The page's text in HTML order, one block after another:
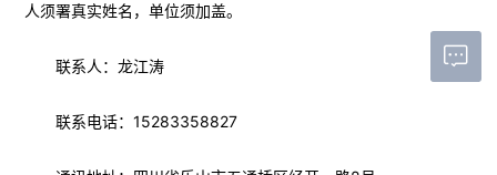
人须署真实姓名，单位须加盖。
联系人：龙江涛
联系电话：15283358827